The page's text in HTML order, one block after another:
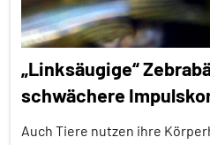
„Linksäugige“
schwächere
Auch Tiere nutzen ihre